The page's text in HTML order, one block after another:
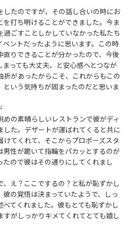
したのですが、その話し合いの時にお
を打ち明けることができました。今ま
過ごすことしかしていなかった私たち
ベントだったように思います。この時
直りできることが分かったので、今後
っても大丈夫、と安心感へとつなが
折があったからこそ、これからもこの
いう気持ちが固まったのだと思いま
の素晴らしいレストランで彼がディ
した。デザートが運ばれてくると共に
けてくれて、そこからプロポーズスタ
男性が跪いて指輪をパカッとするのが
たので彼はその通りにしてくれまし
え？ここでするの？と私が恥ずかし
彼の覚悟は決まっていたようで、しっ
てくれました。彼もとても恥ずかし
がしっかりキメてくれてとても嬉し